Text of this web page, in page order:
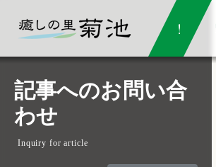
記事へのお問い合
わせ
Inquiry for article